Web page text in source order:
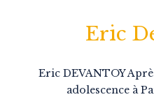
Eric
Eric DEVANTOY
adolescence à